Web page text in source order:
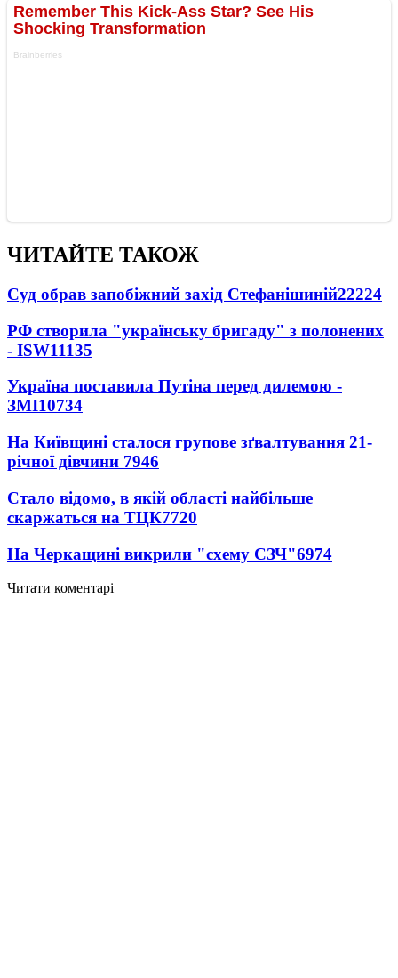
ЧИТАЙТЕ ТАКОЖ
Суд обрав запобіжний захід Стефанішиній22224
РФ створила "українську бригаду" з полонених
- ISW11135
Україна поставила Путіна перед дилемою -
ЗМІ10734
На Київщині сталося групове зґвалтування 21-
річної дівчини 7946
Стало відомо, в якій області найбільше
скаржаться на ТЦК7720
На Черкащині викрили "схему СЗЧ"6974
Читати коментарі